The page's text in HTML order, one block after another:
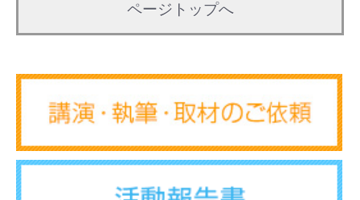
ページトップへ